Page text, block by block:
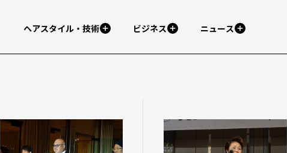
ヘアスタイル・技術 ビジネス ニュース